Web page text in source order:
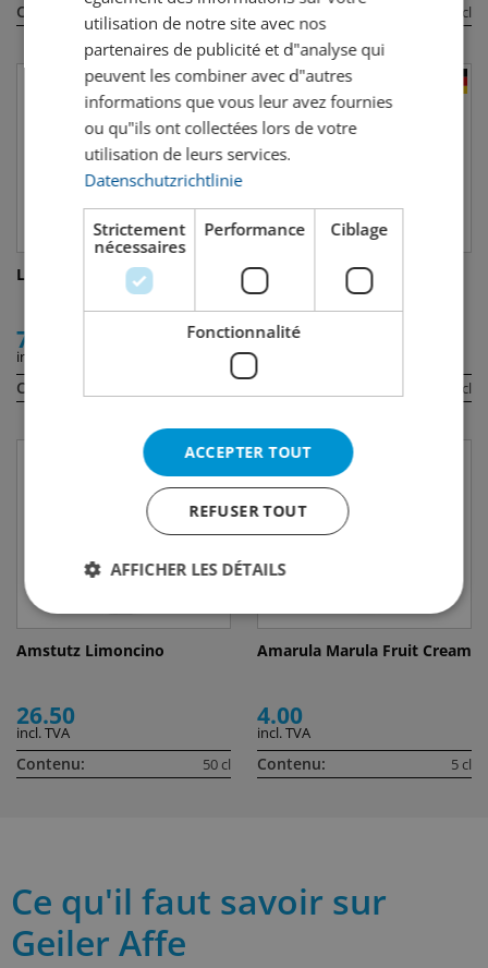
Contenu: 2 cl
La Gauloise Verte
72.00
incl. TVA
Contenu:
Ficken Johannisbeer Likör
Monstermagnum
89.00
incl. TVA
300 cl
Amstutz Limoncino
26.50
incl. TVA
Contenu: 50 cl
Amarula Marula Fruit Cream
4.00
incl. TVA
Contenu: 5 cl
Ce qu'il faut savoir sur
Geiler Affe
utilisation de notre site avec nos
partenaires de publicité et d"analyse qui
peuvent les combiner avec d"autres
informations que vous leur avez fournies
ou qu"ils ont collectées lors de votre
utilisation de leurs services.
Datenschutzrichtlinie
Strictement
nécessaires
Performance Ciblage
Fonctionnalité
ACCEPTER TOUT
REFUSER TOUT
AFFICHER LES DÉTAILS